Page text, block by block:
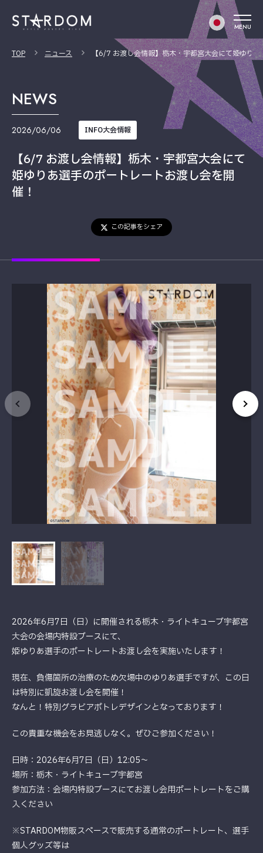
MENU
TOP ニュース 【6/7 お渡し会情報】栃木・宇都宮大会にて姫ゆり
NEWS
2026/06/06 INFO大会情報
【6/7 お渡し会情報】栃木・宇都宮大会にて
姫ゆりあ選手のポートレートお渡し会を開
催！
この記事をシェア
2026年6月7日（日）に開催される栃木・ライトキューブ宇都宮
大会の会場内特設ブースにて、
姫ゆりあ選手のポートレートお渡し会を実施いたします！
現在、負傷箇所の治療のため欠場中のゆりあ選手ですが、この日
は特別に凱旋お渡し会を開催！
なんと！特別グラビアポトレデザインとなっております！
この貴重な機会をお見逃しなく。ぜひご参加ください！
日時：2026年6月7日（日）12:05～
場所：栃木・ライトキューブ宇都宮
参加方法：会場内特設ブースにてお渡し会用ポートレートをご購
入ください
※STARDOM物販スペースで販売する通常のポートレート、選手
個人グッズ等は